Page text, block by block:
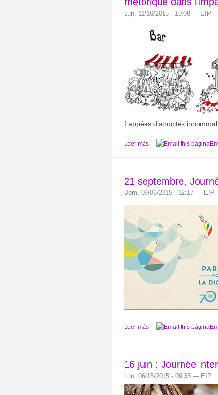
Lun, 11/16/2015 - 10:08 — EIP
frappées d’atrocités
Leer más
21 septembre,
Dom, 09/06/2015 - 12:17 — EIP
Leer más
16 juin : Journée
Lun, 06/15/2015 - 09:35 — EIP